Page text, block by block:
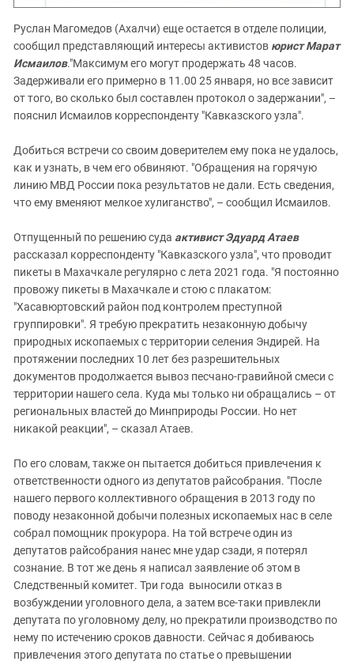
Руслан Магомедов (Ахалчи) еще остается в отделе полиции,
сообщил представляющий интересы активистов юрист Марат
Исмаилов."Максимум его могут продержать 48 часов.
Задерживали его примерно в 11.00 25 января, но все зависит
от того, во сколько был составлен протокол о задержании", –
пояснил Исмаилов корреспонденту "Кавказского узла".
Добиться встречи со своим доверителем ему пока не удалось,
как и узнать, в чем его обвиняют. "Обращения на горячую
линию МВД России пока результатов не дали. Есть сведения,
что ему вменяют мелкое хулиганство", – сообщил Исмаилов.
Отпущенный по решению суда активист Эдуард Атаев
рассказал корреспонденту "Кавказского узла", что проводит
пикеты в Махачкале регулярно с лета 2021 года. "Я постоянно
провожу пикеты в Махачкале и стою с плакатом:
"Хасавюртовский район под контролем преступной
группировки". Я требую прекратить незаконную добычу
природных ископаемых с территории селения Эндирей. На
протяжении последних 10 лет без разрешительных
документов продолжается вывоз песчано-гравийной смеси с
территории нашего села. Куда мы только ни обращались – от
региональных властей до Минприроды России. Но нет
никакой реакции", – сказал Атаев.
По его словам, также он пытается добиться привлечения к
ответственности одного из депутатов райсобрания. "После
нашего первого коллективного обращения в 2013 году по
поводу незаконной добычи полезных ископаемых нас в селе
собрал помощник прокурора. На той встрече один из
депутатов райсобрания нанес мне удар сзади, я потерял
сознание. В тот же день я написал заявление об этом в
Следственный комитет. Три года выносили отказ в
возбуждении уголовного дела, а затем все-таки привлекли
депутата по уголовному делу, но прекратили производство по
нему по истечению сроков давности. Сейчас я добиваюсь
привлечения этого депутата по статье о превышении